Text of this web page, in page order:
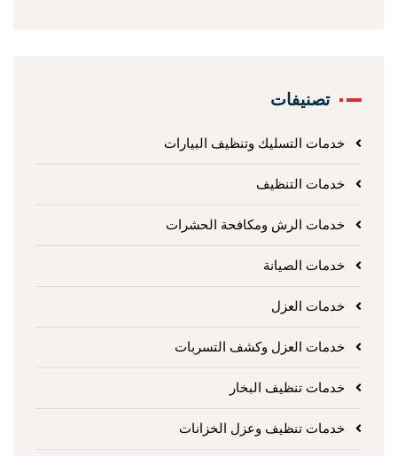
تصنيفات
خدمات التسليك وتنظيف البيارات
خدمات التنظيف
خدمات الرش ومكافحة الحشرات
خدمات الصيانة
خدمات العزل
خدمات العزل وكشف التسربات
خدمات تنظيف البخار
خدمات تنظيف وعزل الخزانات